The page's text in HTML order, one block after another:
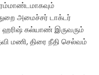
அமைச்சர் டாக்டர்
ஹரிஷ் கல்யாண் இருவரும்
மணி, திரை நீதி செல்வம்